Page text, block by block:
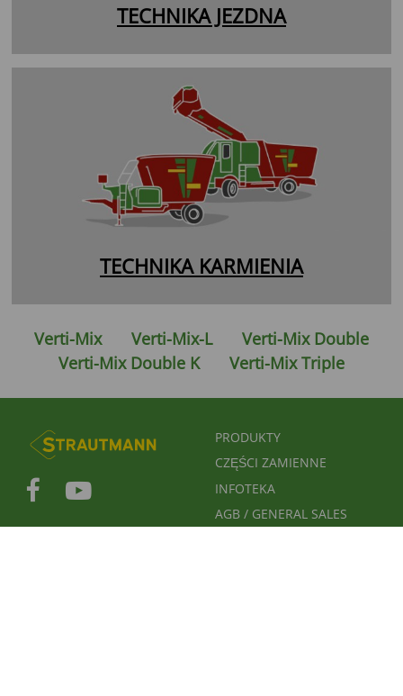
TECHNIKA JEZDNA
TECHNIKA KARMIENIA
Verti-Mix Verti-Mix-L
Verti-Mix Double
Verti-Mix Double K
Verti-Mix Triple
FUSSBEREICHSMENÜ
PRODUKTY
CZĘŚCI ZAMIENNE
INFOTEKA
AGB / GENERAL SALES
CONDITIONS / OWS